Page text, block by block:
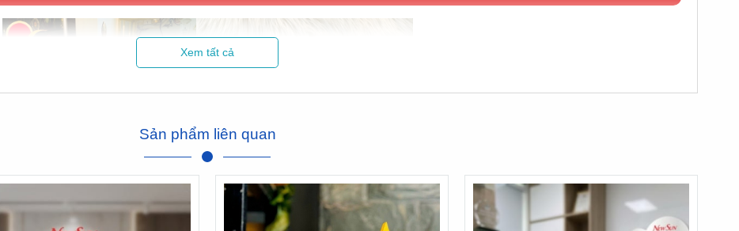
Xem tất cả
Sản phẩm liên quan